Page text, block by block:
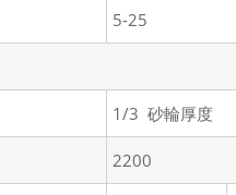
5-25
1/3 砂輪厚度
2200